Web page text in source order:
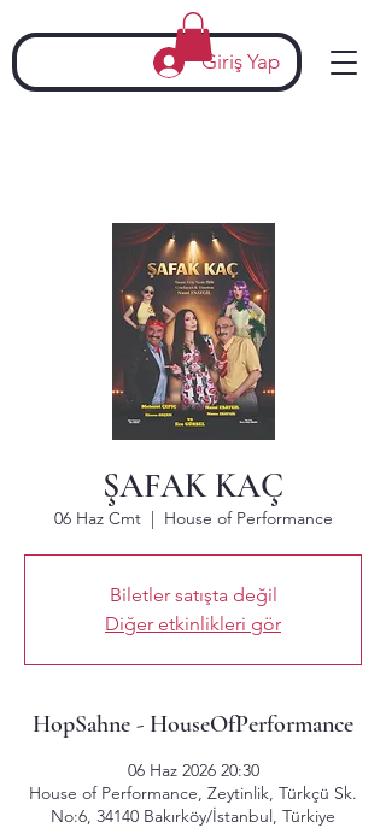
Giriş Yap
ŞAFAK KAÇ
06 Haz Cmt
  |
House of Performance
Biletler satışta değil
Diğer etkinlikleri gör
HopSahne - HouseOfPerformance
06 Haz 2026 20:30
House of Performance, Zeytinlik, Türkçü Sk.
No:6, 34140 Bakırköy/İstanbul, Türkiye